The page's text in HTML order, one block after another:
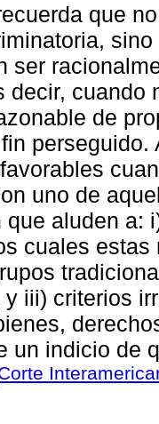
que
ser
decir, cuando
de
uno de
que aluden a:
cuales
iii) criterios
un indicio de